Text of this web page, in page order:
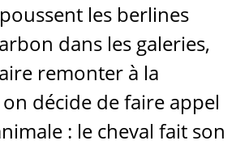
les berlines
dans les galeries,
remonter à la
décide de faire appel
: le cheval fait son